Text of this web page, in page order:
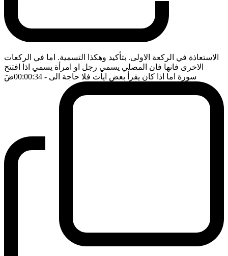
الاستعاذة في الركعة الاولى. بتأكيد وهكذا التسمية. اما في الركعات
الاخرى فانها فان المصلي يسمي رجل او امرأة يسمي اذا افتتح
سورة اما اذا كان يقرأ بعض ايات فلا حاجة الى - 00:00:34 ضَ